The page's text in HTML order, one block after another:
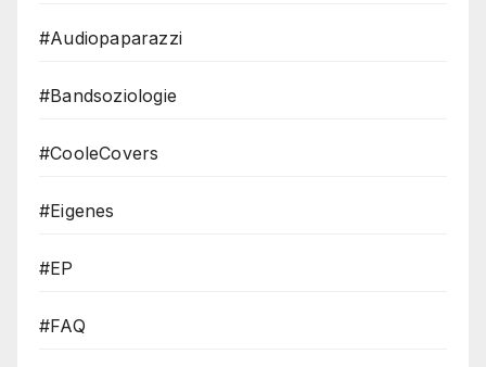
#Audiopaparazzi
#Bandsoziologie
#CooleCovers
#Eigenes
#EP
#FAQ